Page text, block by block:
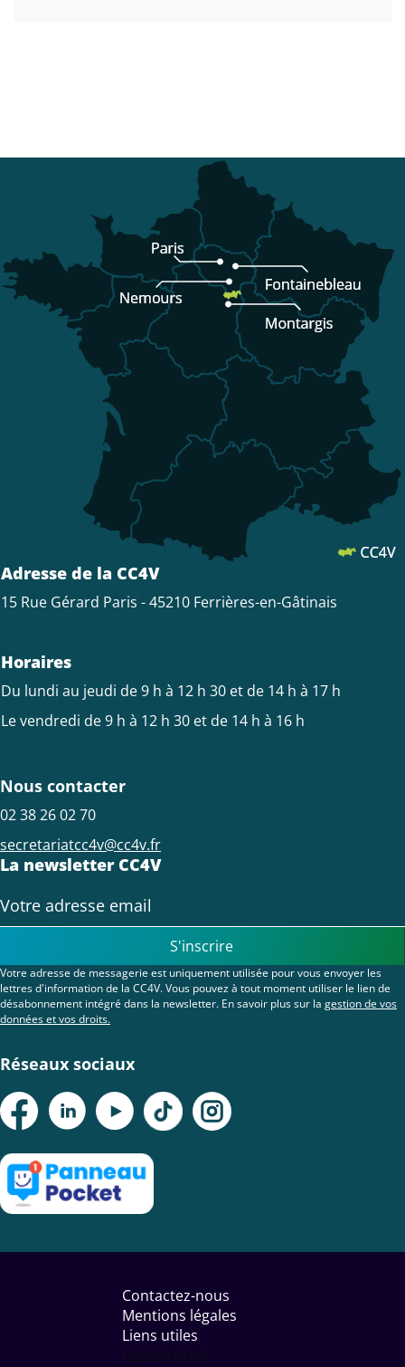
Adresse de la CC4V
15 Rue Gérard Paris - 45210 Ferrières-en-Gâtinais
Horaires
Du lundi au jeudi de 9 h à 12 h 30 et de 14 h à 17 h
Le vendredi de 9 h à 12 h 30 et de 14 h à 16 h
Nous contacter
02 38 26 02 70
secretariatcc4v@cc4v.fr
La newsletter CC4V
Votre adresse de messagerie est uniquement utilisée pour vous envoyer les
lettres d'information de la CC4V. Vous pouvez à tout moment utiliser le lien de
désabonnement intégré dans la newsletter. En savoir plus sur la gestion de vos
données et vos droits.
S'inscrire
Réseaux sociaux
Contactez-nous
Mentions légales
Liens utiles
Espace privé